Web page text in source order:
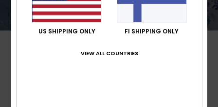
US SHIPPING ONLY FI SHIPPING ONLY
VIEW ALL COUNTRIES